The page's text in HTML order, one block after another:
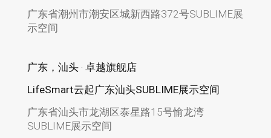
广东省潮州市潮安区城新西路372号SUBLIME展
示空间
广东，汕头 · 卓越旗舰店
LifeSmart云起广东汕头SUBLIME展示空间
广东省汕头市龙湖区泰星路15号愉龙湾
SUBLIME展示空间